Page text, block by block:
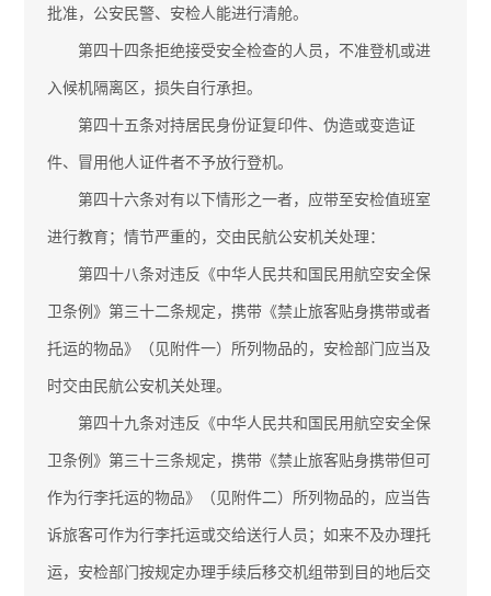
批准，公安民警、安检人能进行清舱。
第四十四条拒绝接受安全检查的人员，不准登机或进
入候机隔离区，损失自行承担。
第四十五条对持居民身份证复印件、伪造或变造证
件、冒用他人证件者不予放行登机。
第四十六条对有以下情形之一者，应带至安检值班室
进行教育；情节严重的，交由民航公安机关处理：
第四十八条对违反《中华人民共和国民用航空安全保
卫条例》第三十二条规定，携带《禁止旅客贴身携带或者
托运的物品》（见附件一）所列物品的，安检部门应当及
时交由民航公安机关处理。
第四十九条对违反《中华人民共和国民用航空安全保
卫条例》第三十三条规定，携带《禁止旅客贴身携带但可
作为行李托运的物品》（见附件二）所列物品的，应当告
诉旅客可作为行李托运或交给送行人员；如来不及办理托
运，安检部门按规定办理手续后移交机组带到目的地后交